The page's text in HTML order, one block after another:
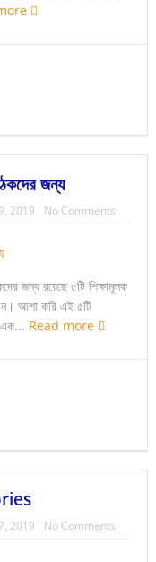
জন্য
2019 No Comments
জন্য রয়েছে ৫টি শিক্ষামূলক
আশা করি এই ৫টি
এক... Read more
2019 No Comments